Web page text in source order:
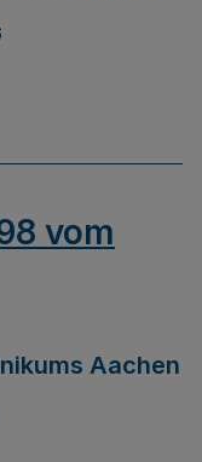
vom
Aachen